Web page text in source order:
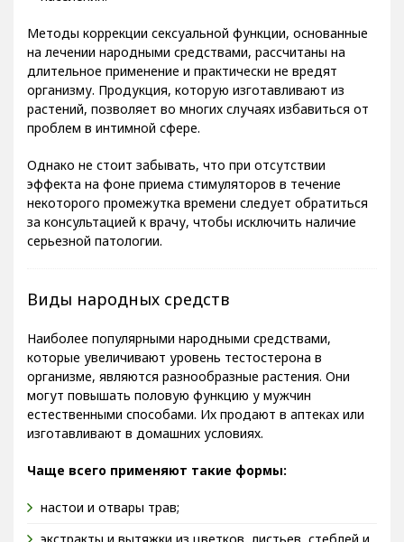
Методы коррекции сексуальной функции, основанные
на лечении народными средствами, рассчитаны на
длительное применение и практически не вредят
организму. Продукция, которую изготавливают из
растений, позволяет во многих случаях избавиться от
проблем в интимной сфере.
Однако не стоит забывать, что при отсутствии
эффекта на фоне приема стимуляторов в течение
некоторого промежутка времени следует обратиться
за консультацией к врачу, чтобы исключить наличие
серьезной патологии.
Виды народных средств
Наиболее популярными народными средствами,
которые увеличивают уровень тестостерона в
организме, являются разнообразные растения. Они
могут повышать половую функцию у мужчин
естественными способами. Их продают в аптеках или
изготавливают в домашних условиях.
Чаще всего применяют такие формы:
настои и отвары трав;